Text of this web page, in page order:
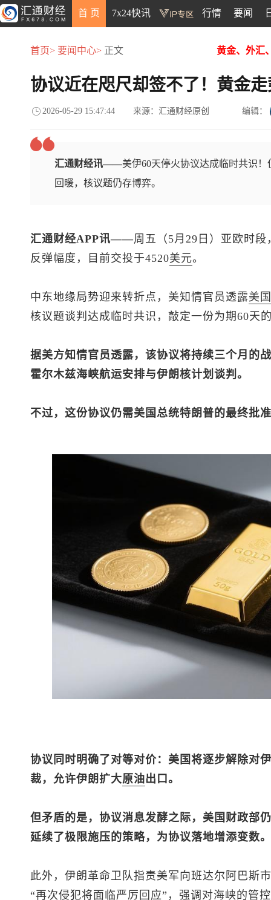
首 页 7x24快讯 行情 要闻
首页> 要闻中心> 正文 黄金、外汇
协议近在咫尺却签不了！黄金
2026-05-29 15:47:44 来源：汇通财经原创 编辑：
汇通财经讯——美伊60天停火协议达成临时共识
回暖，核议题仍存博弈。
汇通财经APP讯——周五（5月29日）亚欧时段
反弹幅度，目前交投于4520美元。
中东地缘局势迎来转折点，美知情官员透露美国
核议题谈判达成临时共识，敲定一份为期60天
据美方知情官员透露，该协议将持续三个月的
霍尔木兹海峡航运安排与伊朗核计划谈判。
不过，这份协议仍需美国总统特朗普的最终批
协议同时明确了对等对价：美国将逐步解除对
裁，允许伊朗扩大原油出口。
但矛盾的是，协议消息发酵之际，美国财政部
延续了极限施压的策略，为协议落地增添变数。
此外，伊朗革命卫队指责美军向班达尔阿巴斯
“再次侵犯将面临严厉回应”，强调对海峡的管